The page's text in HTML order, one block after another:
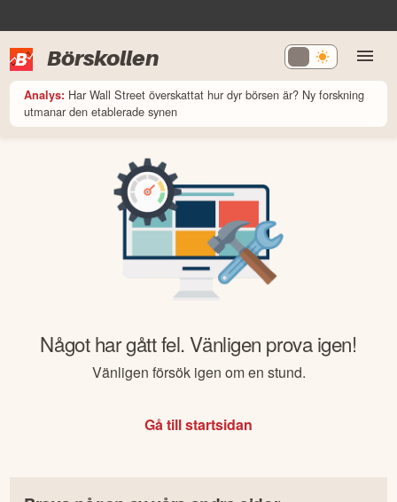
Börskollen
Analys: Har Wall Street överskattat hur dyr börsen är? Ny forskning
utmanar den etablerade synen
Något har gått fel. Vänligen prova igen!
Vänligen försök igen om en stund.
Gå till startsidan